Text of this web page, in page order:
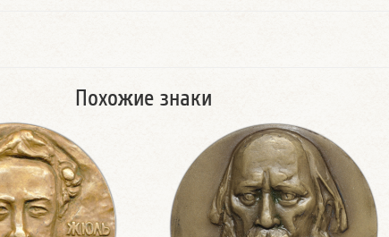
Похожие знаки